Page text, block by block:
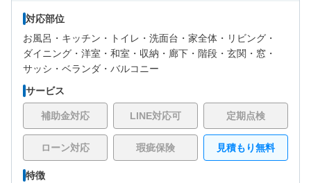
対応部位
お風呂・ キッチン・ トイレ・ 洗面台・ 家全体・ リビング・
ダイニング・ 洋室・ 和室・ 収納・ 廊下・ 階段・ 玄関・ 窓・
サッシ・ ベランダ・バルコニー
サービス
補助金対応 LINE対応可 定期点検
ローン対応 瑕疵保険 見積もり無料
特徴